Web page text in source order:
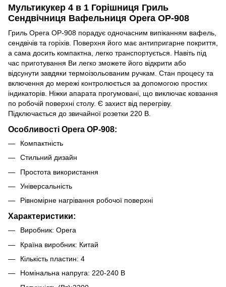
Мультикукер 4 в 1 Горішниця Гриль
Сендвічниця Вафельниця Opera OP-908
Гриль Opera OP-908 порадує одночасним випіканням вафель,
сендвічів та горіхів. Поверхня його має антипригарне покриття,
а сама досить компактна, легко транспортується. Навіть під
час приготування Ви легко зможете його відкрити або
відсунути завдяки термоізольованим ручкам. Стан процесу та
включення до мережі контролюється за допомогою простих
індикаторів. Ніжки апарата прогумовані, що виключає ковзання
по робочій поверхні столу. Є захист від перегріву.
Підключається до звичайної розетки 220 В.
Особливості Opera OP-908:
Компактність
Стильний дизайн
Простота використання
Універсальність
Рівномірне нагрівання робочої поверхні
Характеристики:
Виробник: Opera
Країна виробник: Китай
Кількість пластин: 4
Номінальна напруга: 220-240 В